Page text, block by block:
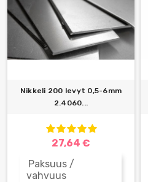
Nikkeli 200 levyt 0,5-6mm
2.4060...
27,64 €
Paksuus /
vahvuus